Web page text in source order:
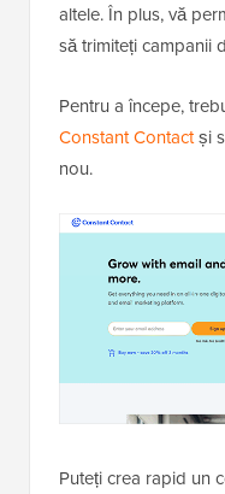
altele. În plus, vă
să trimiteți campanii
Pentru a începe,
Constant Contactși
nou.
Puteți crea rapid un